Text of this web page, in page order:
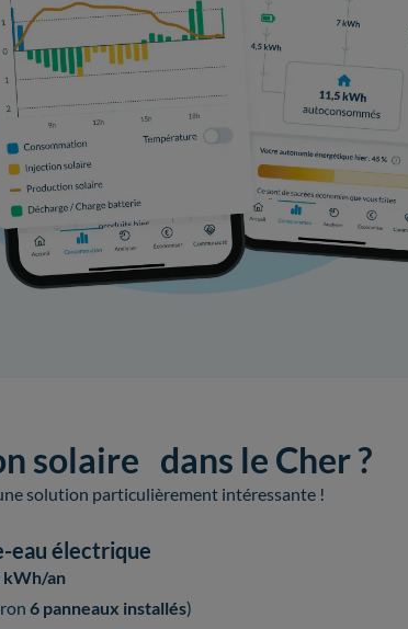
solaire dans le Cher ?
solution particulièrement intéressante !
eau électrique
kWh/an
6 panneaux installés)